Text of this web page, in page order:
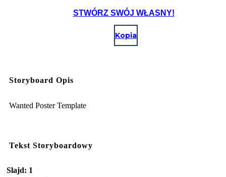
STWÓRZ SWÓJ WŁASNY!
Kopia
Storyboard Opis
Wanted Poster Template
Tekst Storyboardowy
Slajd: 1